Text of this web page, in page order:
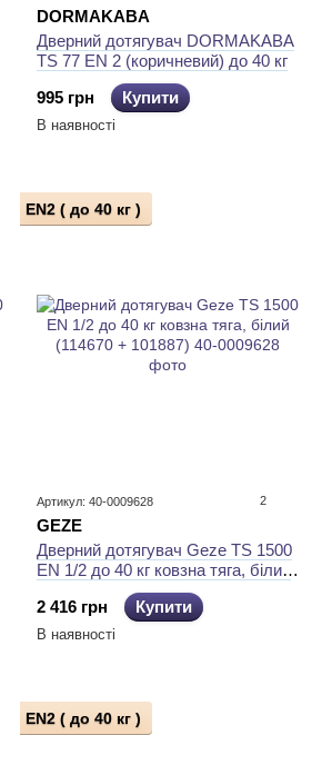
DORMAKABA
Дверний дотягувач DORMAKABA
TS 77 EN 2 (коричневий) до 40 кг
995 грн
Купити
В наявності
EN2 ( до 40 кг )
Артикул: 40-0009628 2
GEZE
Дверний дотягувач Geze TS 1500
EN 1/2 до 40 кг ковзна тяга, білий
(114670 + 101887)
2 416 грн
Купити
В наявності
EN2 ( до 40 кг )